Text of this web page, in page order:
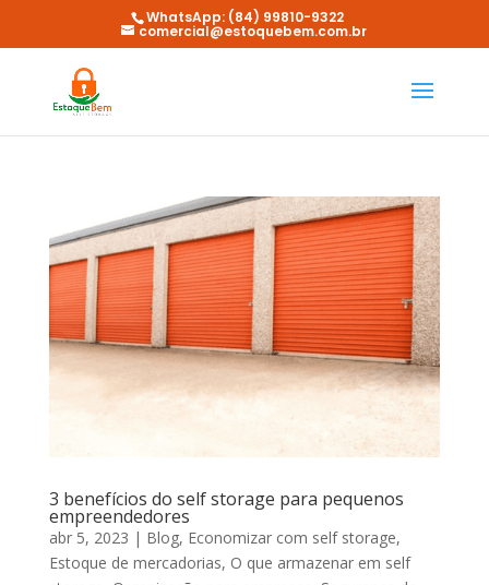
WhatsApp: (84) 99810-9322
comercial@estoquebem.com.br
3 benefícios do self storage para pequenos
empreendedores
abr 5, 2023 | Blog, Economizar com self storage,
Estoque de mercadorias, O que armazenar em self